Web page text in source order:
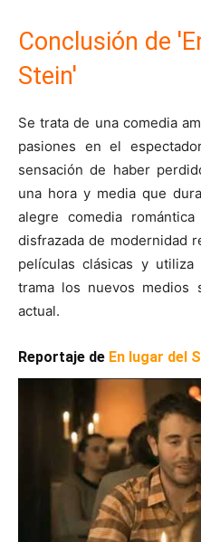
Conclusión de
Stein'
Se trata de una comedia
pasiones en el
sensación de haber
una hora y media que
alegre comedia
disfrazada de modernidad
películas clásicas y
trama los nuevos medios
actual.
Reportaje de En lugar del